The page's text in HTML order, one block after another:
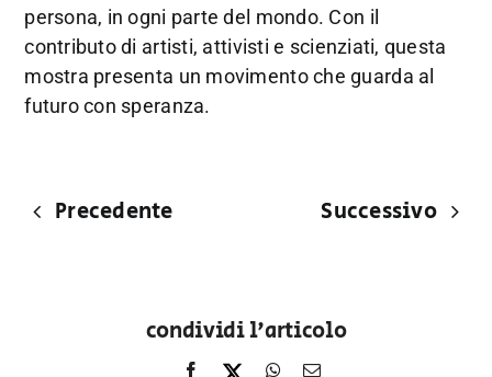
persona, in ogni parte del mondo. Con il
contributo di artisti, attivisti e scienziati, questa
mostra presenta un movimento che guarda al
futuro con speranza.
Precedente Successivo
condividi l'articolo